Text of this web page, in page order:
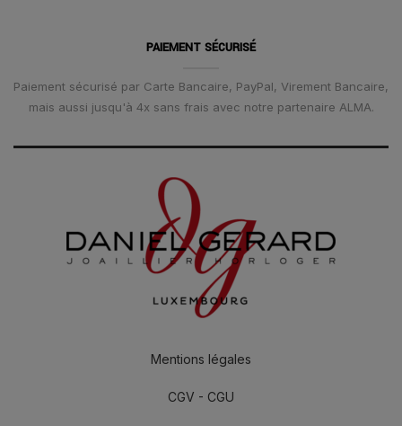
PAIEMENT SÉCURISÉ
Paiement sécurisé par Carte Bancaire, PayPal, Virement Bancaire,
mais aussi jusqu'à 4x sans frais avec notre partenaire ALMA.
Mentions légales
CGV - CGU